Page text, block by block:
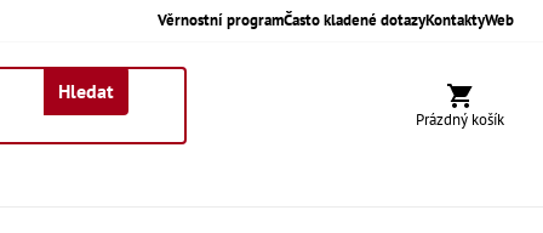
Věrnostní programČasto kladené dotazyKontaktyWeb
Hledat
Nákupní
Prázdný košík